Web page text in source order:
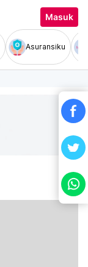
Masuk
Asuransiku